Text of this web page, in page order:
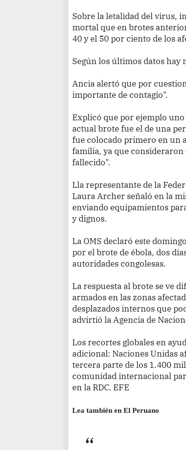
Sobre la letalidad del virus,
mortal que en brotes
40 y el 50 por ciento de los
Según los últimos datos hay
Ancia alertó que por
importante de contagio".
Explicó que por ejemplo
actual brote fue el de una
fue colocado primero en un
familia, ya que
fallecido".
Lla representante de la
Laura Archer señaló en la
enviando equipamientos
y dignos.
La OMS declaró este
por el brote de ébola, dos
autoridades congolesas.
La respuesta al brote se ve
armados en las zonas
desplazados internos que
advirtió la Agencia de
Los recortes globales en
adicional: Naciones Unidas
tercera parte de los 1.400
comunidad internacional
en la RDC. EFE
Lea también en El Peruano